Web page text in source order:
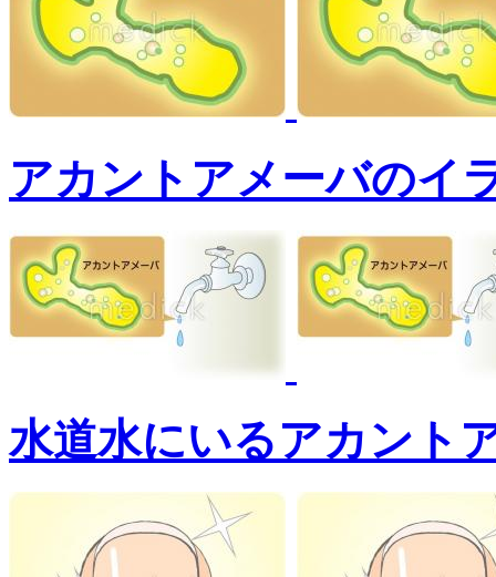
アカントアメーバのイ
水道水にいるアカント